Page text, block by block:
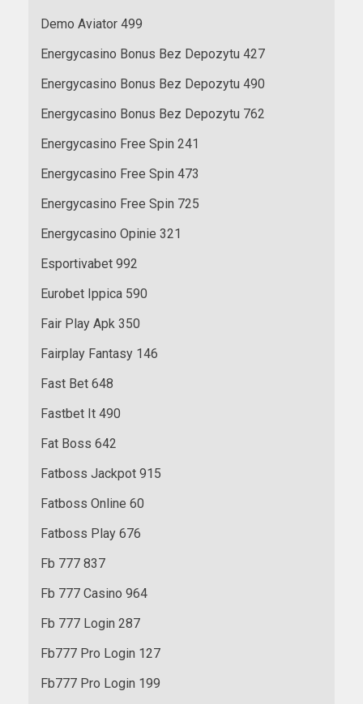
Demo Aviator 499
Energycasino Bonus Bez Depozytu 427
Energycasino Bonus Bez Depozytu 490
Energycasino Bonus Bez Depozytu 762
Energycasino Free Spin 241
Energycasino Free Spin 473
Energycasino Free Spin 725
Energycasino Opinie 321
Esportivabet 992
Eurobet Ippica 590
Fair Play Apk 350
Fairplay Fantasy 146
Fast Bet 648
Fastbet It 490
Fat Boss 642
Fatboss Jackpot 915
Fatboss Online 60
Fatboss Play 676
Fb 777 837
Fb 777 Casino 964
Fb 777 Login 287
Fb777 Pro Login 127
Fb777 Pro Login 199